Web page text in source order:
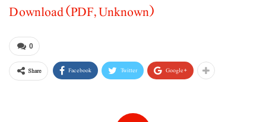
Download (PDF, Unknown)
0
Share Facebook Twitter Google+